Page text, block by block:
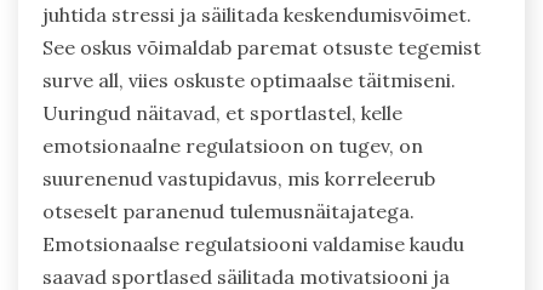
juhtida stressi ja säilitada keskendumisvõimet.
See oskus võimaldab paremat otsuste tegemist
surve all, viies oskuste optimaalse täitmiseni.
Uuringud näitavad, et sportlastel, kelle
emotsionaalne regulatsioon on tugev, on
suurenenud vastupidavus, mis korreleerub
otseselt paranenud tulemusnäitajatega.
Emotsionaalse regulatsiooni valdamise kaudu
saavad sportlased säilitada motivatsiooni ja